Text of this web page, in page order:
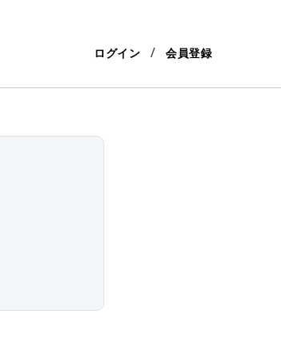
ログイン 会員登録